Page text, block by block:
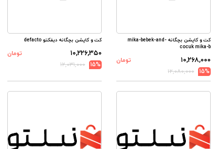
کت و کاپشن بچگانه mika-bebek-and-
cocuk mika-b
۱۰,۲۶۸,۰۰۰
تومان
15%
۱۲,۰۸۰,۰۰۰
کت و کاپشن بچگانه دیفکتو defacto
۱۰,۲۲۶,۳۵۰
تومان
15%
۱۲,۰۳۱,۰۰۰